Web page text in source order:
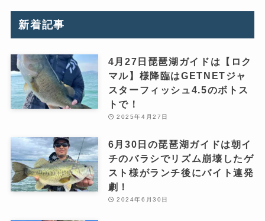
新着記事
4月27日琵琶湖ガイドは【ロク
マル】様降臨はGETNETジャ
スターフィッシュ4.5のボトス
トで！
2025年4月27日
6月30日の琵琶湖ガイドは朝イ
チのバラシでリズム崩壊したゲ
スト様がランチ後にバイト連発
劇！
2024年6月30日